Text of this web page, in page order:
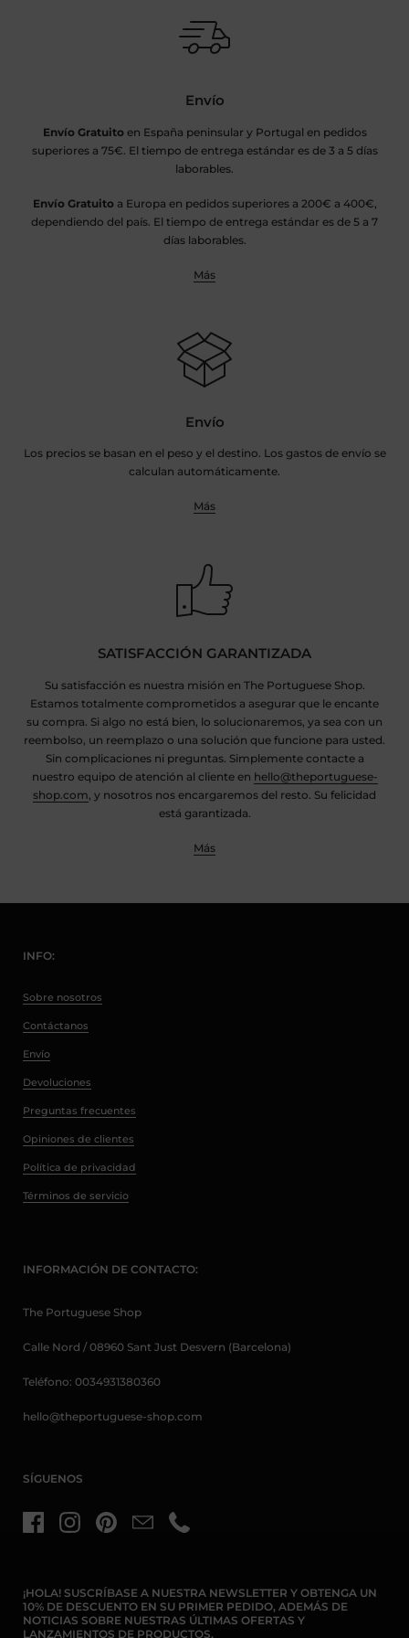
Envío
Envío Gratuitoen España peninsular y Portugal en pedidos
superiores a 75€. El tiempo de entrega estándar es de 3 a 5 días
laborables.
Envío Gratuitoa Europa en pedidos superiores a 200€ a 400€,
dependiendo del país. El tiempo de entrega estándar es de 5 a 7
días laborables.
Más
Envío
Los precios se basan en el peso y el destino. Los gastos de envío se
calculan automáticamente.
Más
SATISFACCIÓN GARANTIZADA
Su satisfacción es nuestra misión en The Portuguese Shop.
Estamos totalmente comprometidos a asegurar que le encante
su compra. Si algo no está bien, lo solucionaremos, ya sea con un
reembolso, un reemplazo o una solución que funcione para usted.
Sin complicaciones ni preguntas. Simplemente contacte a
nuestro equipo de atención al cliente en hello@theportuguese-
shop.com, y nosotros nos encargaremos del resto. Su felicidad
está garantizada.
Más
INFO:
Sobre nosotros
Contáctanos
Envío
Devoluciones
Preguntas frecuentes
Opiniones de clientes
Política de privacidad
Términos de servicio
INFORMACIÓN DE CONTACTO:
The Portuguese Shop
Calle Nord / 08960 Sant Just Desvern (Barcelona)
Teléfono: 0034931380360
hello@theportuguese-shop.com
SÍGUENOS
FacebookInstagramPinterestEmail Teléfono
¡HOLA! SUSCRÍBASE A NUESTRA NEWSLETTER Y OBTENGA UN
10% DE DESCUENTO EN SU PRIMER PEDIDO, ADEMÁS DE
NOTICIAS SOBRE NUESTRAS ÚLTIMAS OFERTAS Y
LANZAMIENTOS DE PRODUCTOS.